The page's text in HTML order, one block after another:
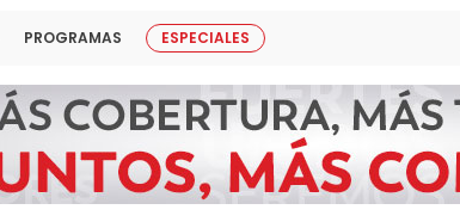
PROGRAMAS ESPECIALES